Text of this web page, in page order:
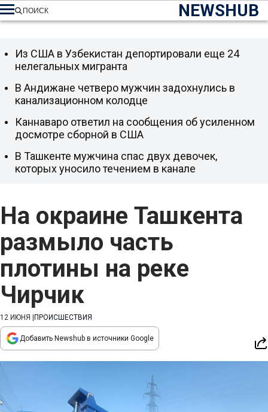
NEWSHUB
ПОИСК
На окраине Ташкента
размыло часть
плотины на реке
Чирчик
12 ИЮНЯ ПРОИСШЕСТВИЯ
Добавить Newshub в источники Google
Из США в Узбекистан депортировали еще 24
нелегальных мигранта
В Андижане четверо мужчин задохнулись в
канализационном колодце
Каннаваро ответил на сообщения об усиленном
досмотре сборной в США
В Ташкенте мужчина спас двух девочек,
которых уносило течением в канале